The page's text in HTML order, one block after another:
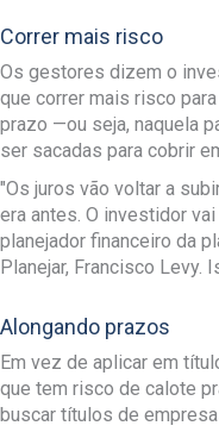
Correr mais risco
Os gestores dizem o
que correr mais risco
prazo —ou seja, naquela
ser sacadas para cobrir
"Os juros vão voltar a
era antes. O investidor
planejador financeiro da
Planejar, Francisco Levy.
Alongando prazos
Em vez de aplicar em
que tem risco de calote
buscar títulos de